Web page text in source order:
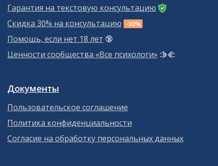
Гарантия на текстовую консультацию
Скидка 30% на консультацию -30%
Помощь, если нет 18 лет 🔞
Ценности сообщества «Все психологи» 🫱‍🫲
Документы
Пользовательское соглашение
Политика конфиденциальности
Согласие на обработку персональных данных